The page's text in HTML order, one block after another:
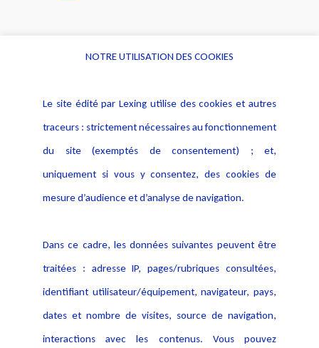
Alerte professionnelle
Déclaration d'accessibilité
Notice Légale
Politique de protection des
données
Publications
NOTRE UTILISATION DES COOKIES
Le site édité par Lexing utilise des cookies et autres
traceurs : strictement nécessaires au fonctionnement
du site (exemptés de consentement) ; et,
uniquement si vous y consentez, des cookies de
mesure d’audience et d’analyse de navigation.
Dans ce cadre, les données suivantes peuvent être
traitées : adresse IP, pages/rubriques consultées,
identifiant utilisateur/équipement, navigateur, pays,
dates et nombre de visites, source de navigation,
interactions avec les contenus. Vous pouvez